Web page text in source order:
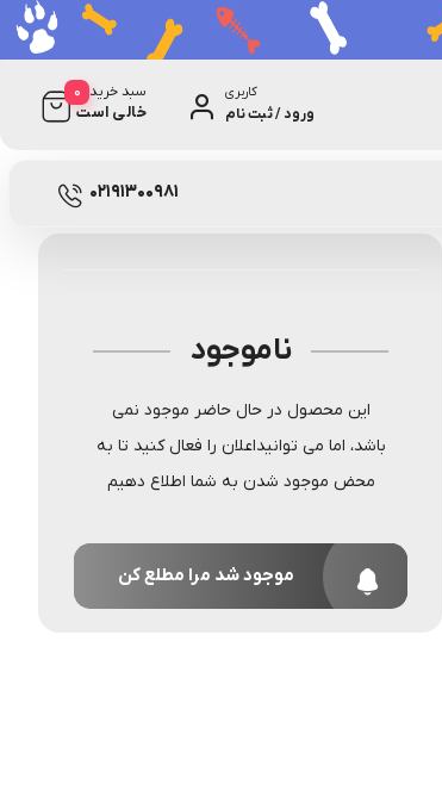
کاربری
ورود / ثبت نام
سبد خرید
خالی است
0
02191300981
نامعلوم
ناموجود
این محصول در حال حاضر موجود نمی
باشد، اما می توانیداعلان را فعال کنید تا به
محض موجود شدن به شما اطلاع دهیم
موجود شد مرا مطلع کن